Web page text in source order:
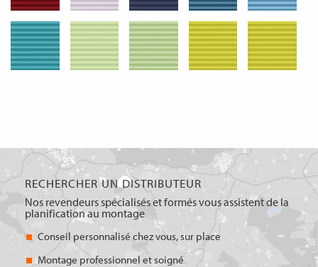
RECHERCHER UN DISTRIBUTEUR
Nos revendeurs spécialisés et formés vous assistent de la
planification au montage
Conseil personnalisé chez vous, sur place
Montage professionnel et soigné